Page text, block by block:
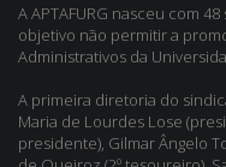
A APTAFURG nasceu com
objetivo não permitir a
Administrativos da
A primeira diretoria do
Maria de Lourdes Lose
presidente), Gilmar Ângelo